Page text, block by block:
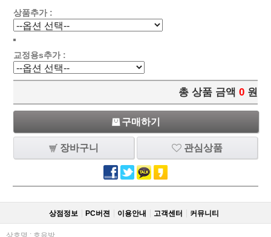
상품추가 :
교정용s추가 :
총 상품 금액 0 원
구매하기
장바구니 관심상품
상점정보 PC버젼 이용안내 고객센터 커뮤니티
상호명 : 호유방